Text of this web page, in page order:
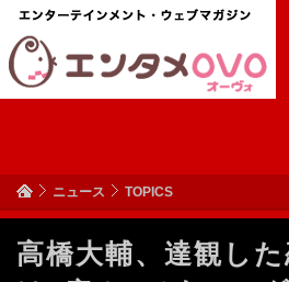
ニュース TOPICS
高橋大輔、達観し